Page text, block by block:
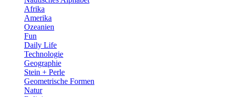
Afrika
Amerika
Ozeanien
Fun
Daily Life
Technologie
Geographie
Stein + Perle
Geometrische Formen
Natur